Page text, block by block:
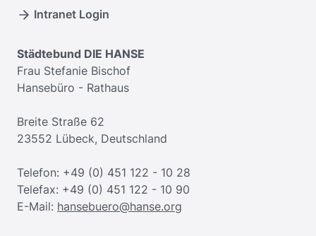
Intranet Login
Städtebund DIE HANSE
Frau Stefanie Bischof
Hansebüro - Rathaus
Breite Straße 62
23552 Lübeck, Deutschland
Telefon: +49 (0) 451 122 - 10 28
Telefax: +49 (0) 451 122 - 10 90
E-Mail: hansebuero@hanse.org